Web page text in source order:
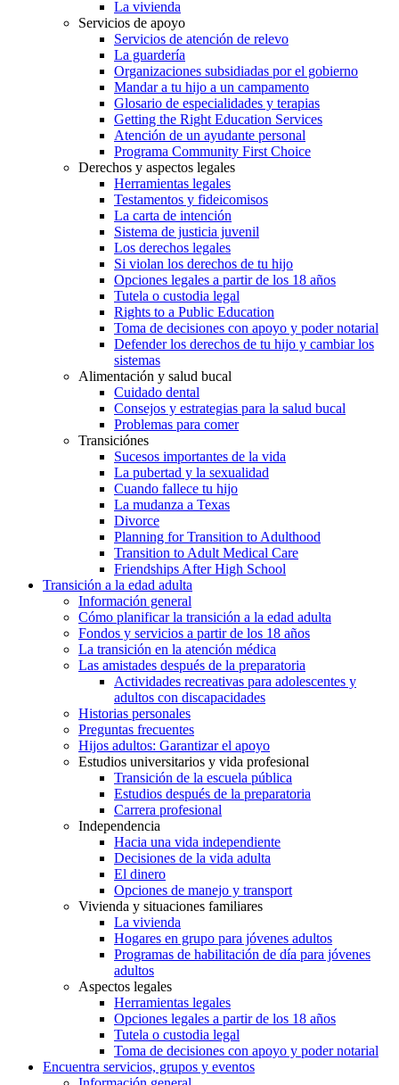
La vivienda
Servicios de apoyo
Servicios de atención de relevo
La guardería
Organizaciones subsidiadas por el gobierno
Mandar a tu hijo a un campamento
Glosario de especialidades y terapias
Getting the Right Education Services
Atención de un ayudante personal
Programa Community First Choice
Derechos y aspectos legales
Herramientas legales
Testamentos y fideicomisos
La carta de intención
Sistema de justicia juvenil
Los derechos legales
Si violan los derechos de tu hijo
Opciones legales a partir de los 18 años
Tutela o custodia legal
Rights to a Public Education
Toma de decisiones con apoyo y poder notarial
Defender los derechos de tu hijo y cambiar los
sistemas
Alimentación y salud bucal
Cuidado dental
Consejos y estrategias para la salud bucal
Problemas para comer
Transiciónes
Sucesos importantes de la vida
La pubertad y la sexualidad
Cuando fallece tu hijo
La mudanza a Texas
Divorce
Planning for Transition to Adulthood
Transition to Adult Medical Care
Friendships After High School
Transición a la edad adulta
Información general
Cómo planificar la transición a la edad adulta
Fondos y servicios a partir de los 18 años
La transición en la atención médica
Las amistades después de la preparatoria
Actividades recreativas para adolescentes y
adultos con discapacidades
Historias personales
Preguntas frecuentes
Hijos adultos: Garantizar el apoyo
Estudios universitarios y vida profesional
Transición de la escuela pública
Estudios después de la preparatoria
Carrera profesional
Independencia
Hacia una vida independiente
Decisiones de la vida adulta
El dinero
Opciones de manejo y transport
Vivienda y situaciones familiares
La vivienda
Hogares en grupo para jóvenes adultos
Programas de habilitación de día para jóvenes
adultos
Aspectos legales
Herramientas legales
Opciones legales a partir de los 18 años
Tutela o custodia legal
Toma de decisiones con apoyo y poder notarial
Encuentra servicios, grupos y eventos